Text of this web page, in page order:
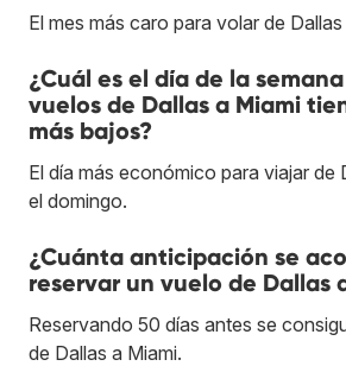
El mes más caro para volar de
¿Cuál es el día de la
vuelos de Dallas a Miami
más bajos?
El día más económico para viajar de
el domingo.
¿Cuánta anticipación se
reservar un vuelo de Dallas
Reservando 50 días antes se
de Dallas a Miami.